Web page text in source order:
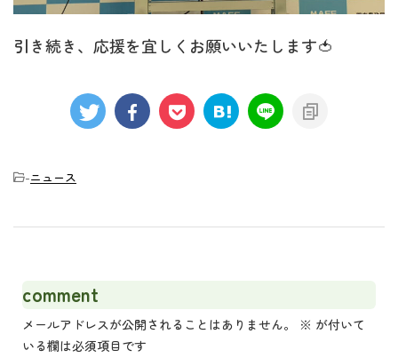
引き続き、応援を宜しくお願いいたします🍅
-ニュース
comment
メールアドレスが公開されることはありません。 ※ が付いて
いる欄は必須項目です